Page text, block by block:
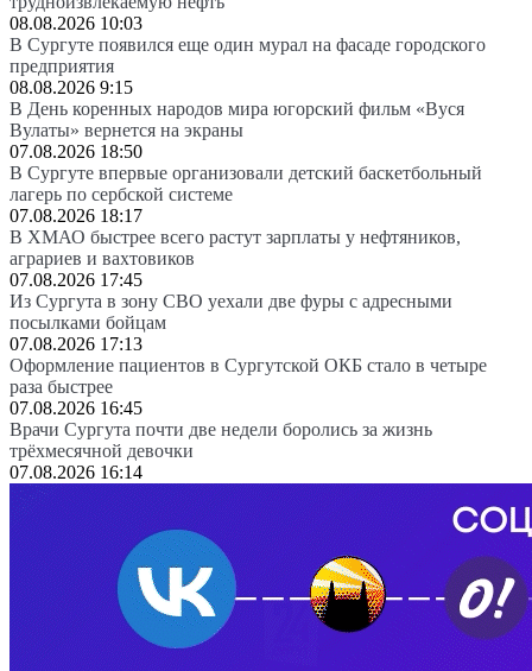
08.08.2026 10:03
В Сургуте появился еще один мурал на фасаде городского
предприятия
08.08.2026 9:15
В День коренных народов мира югорский фильм «Вуся
Вулаты» вернется на экраны
07.08.2026 18:50
В Сургуте впервые организовали детский баскетбольный
лагерь по сербской системе
07.08.2026 18:17
В ХМАО быстрее всего растут зарплаты у нефтяников,
аграриев и вахтовиков
07.08.2026 17:45
Из Сургута в зону СВО уехали две фуры с адресными
посылками бойцам
07.08.2026 17:13
Оформление пациентов в Сургутской ОКБ стало в четыре
раза быстрее
07.08.2026 16:45
Врачи Сургута почти две недели боролись за жизнь
трёхмесячной девочки
07.08.2026 16:14